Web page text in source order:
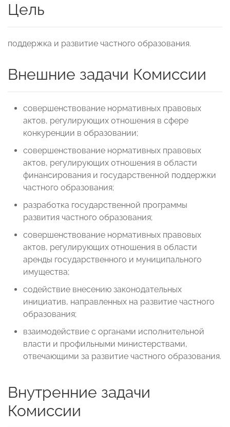
Цель
поддержка и развитие частного образования.
Внешние задачи Комиссии
совершенствование нормативных правовых
актов, регулирующих отношения в сфере
конкуренции в образовании;
совершенствование нормативных правовых
актов, регулирующих отношения в области
финансирования и государственной поддержки
частного образования;
разработка государственной программы
развития частного образования;
совершенствование нормативных правовых
актов, регулирующих отношения в области
аренды государственного и муниципального
имущества;
содействие внесению законодательных
инициатив, направленных на развитие частного
образования;
взаимодействие с органами исполнительной
власти и профильными министерствами,
отвечающими за развитие частного образования.
Внутренние задачи
Комиссии